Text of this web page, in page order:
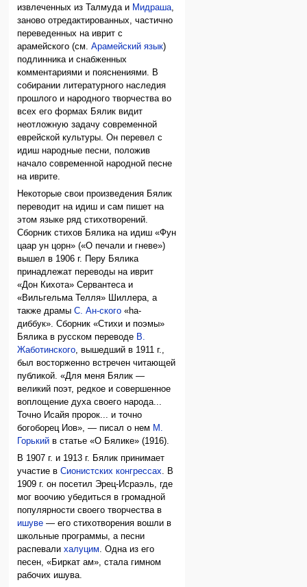
извлеченных из Талмуда и Мидраша
заново отредактированных, частично
переведенных на иврит с
арамейского (см.Арамейский язык)
подлинника и снабженных
комментариями и пояснениями. В
собирании литературного наследия
прошлого и народного творчества во
всех его формах Бялик видит
неотложную задачу современной
еврейской культуры. Он перевел с
идиш народные песни, положив
начало современной народной песне
на иврите.
Некоторые свои произведения Бялик
переводит на идиш и сам пишет на
этом языке ряд стихотворений.
Сборник стихов Бялика на идиш «Фун
цаар ун цорн» («О печали и гневе»)
вышел в 1906 г. Перу Бялика
принадлежат переводы на иврит
«Дон Кихота» Сервантеса и
«Вильгельма Телля» Шиллера, а
также драмыС. Ан-ского «hа-
диббук». Сборник «Стихи и поэмы»
Бялика в русском переводе В.
Жаботинского, вышедший в 1911 г.,
был восторженно встречен читающей
публикой. «Для меня Бялик —
великий поэт, редкое и совершенное
воплощение духа своего народа...
Точно Исайя пророк... и точно
богоборец Иов», — писал о нем М.
Горький в статье «О Бялике» (1916).
В 1907 г. и 1913 г. Бялик принимает
участие вСионистских конгрессах. В
1909 г. он посетил Эрец-Исраэль, где
мог воочию убедиться в громадной
популярности своего творчества в
ишуве — его стихотворения вошли в
школьные программы, а песни
распевалихалуцим. Одна из его
песен, «Биркат ам», стала гимном
рабочих ишува.